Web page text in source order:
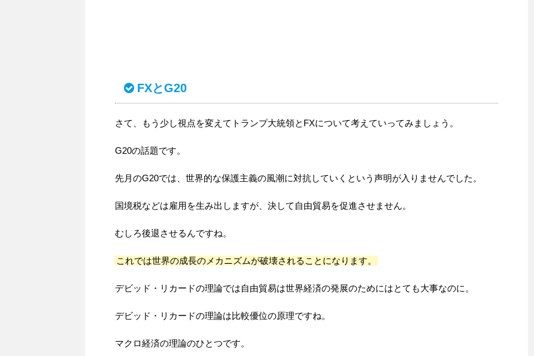
FXとG20
さて、もう少し視点を変えてトランプ大統領とFXについて考えていってみましょう。
G20の話題です。
先月のG20では、世界的な保護主義の風潮に対抗していくという声明が入りませんでした。
国境税などは雇用を生み出しますが、決して自由貿易を促進させません。
むしろ後退させるんですね。
これでは世界の成長のメカニズムが破壊されることになります。
デビッド・リカードの理論では自由貿易は世界経済の発展のためにはとても大事なのに。
デビッド・リカードの理論は比較優位の原理ですね。
マクロ経済の理論のひとつです。